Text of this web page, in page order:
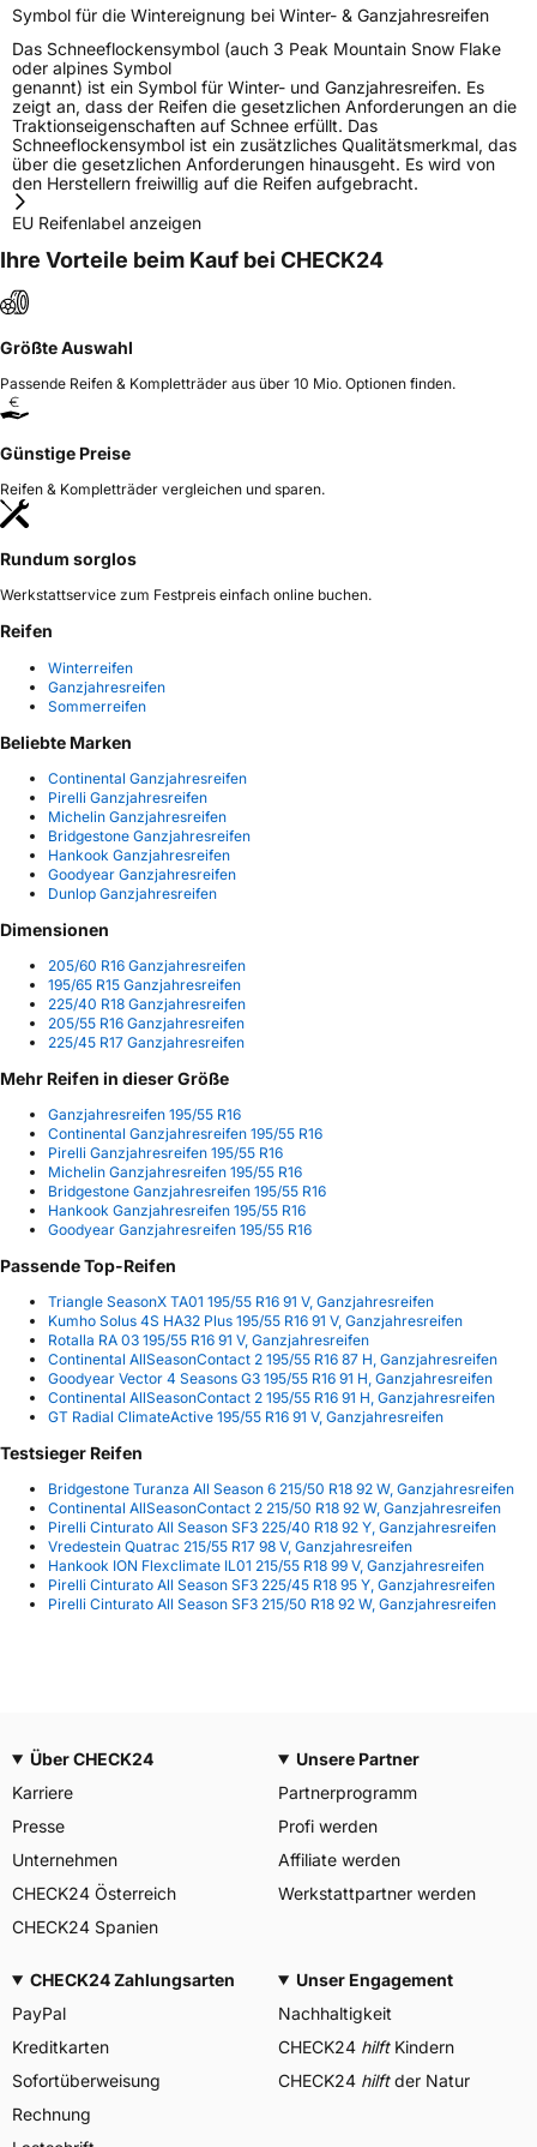
Symbol für die Wintereignung bei Winter- & Ganzjahresreifen
Das Schneeflockensymbol (auch 3 Peak Mountain Snow Flake
oder alpines Symbol
genannt) ist ein Symbol für Winter- und Ganzjahresreifen. Es
zeigt an, dass der Reifen die gesetzlichen Anforderungen an die
Traktionseigenschaften auf Schnee erfüllt. Das
Schneeflockensymbol ist ein zusätzliches Qualitätsmerkmal, das
über die gesetzlichen Anforderungen hinausgeht. Es wird von
den Herstellern freiwillig auf die Reifen aufgebracht.
EU Reifenlabel anzeigen
Ihre Vorteile beim Kauf bei CHECK24
Größte Auswahl
Passende Reifen & Kompletträder aus über 10 Mio. Optionen finden.
Günstige Preise
Reifen & Kompletträder vergleichen und sparen.
Rundum sorglos
Werkstattservice zum Festpreis einfach online buchen.
Reifen
Winterreifen
Ganzjahresreifen
Sommerreifen
Beliebte Marken
Continental Ganzjahresreifen
Pirelli Ganzjahresreifen
Michelin Ganzjahresreifen
Bridgestone Ganzjahresreifen
Hankook Ganzjahresreifen
Goodyear Ganzjahresreifen
Dunlop Ganzjahresreifen
Dimensionen
205/60 R16 Ganzjahresreifen
195/65 R15 Ganzjahresreifen
225/40 R18 Ganzjahresreifen
205/55 R16 Ganzjahresreifen
225/45 R17 Ganzjahresreifen
Mehr Reifen in dieser Größe
Ganzjahresreifen 195/55 R16
Continental Ganzjahresreifen 195/55 R16
Pirelli Ganzjahresreifen 195/55 R16
Michelin Ganzjahresreifen 195/55 R16
Bridgestone Ganzjahresreifen 195/55 R16
Hankook Ganzjahresreifen 195/55 R16
Goodyear Ganzjahresreifen 195/55 R16
Passende Top-Reifen
Triangle SeasonX TA01 195/55 R16 91 V, Ganzjahresreifen
Kumho Solus 4S HA32 Plus 195/55 R16 91 V, Ganzjahresreifen
Rotalla RA 03 195/55 R16 91 V, Ganzjahresreifen
Continental AllSeasonContact 2 195/55 R16 87 H, Ganzjahresreifen
Goodyear Vector 4 Seasons G3 195/55 R16 91 H, Ganzjahresreifen
Continental AllSeasonContact 2 195/55 R16 91 H, Ganzjahresreifen
GT Radial ClimateActive 195/55 R16 91 V, Ganzjahresreifen
Testsieger Reifen
Bridgestone Turanza All Season 6 215/50 R18 92 W, Ganzjahresreifen
Continental AllSeasonContact 2 215/50 R18 92 W, Ganzjahresreifen
Pirelli Cinturato All Season SF3 225/40 R18 92 Y, Ganzjahresreifen
Vredestein Quatrac 215/55 R17 98 V, Ganzjahresreifen
Hankook ION Flexclimate IL01 215/55 R18 99 V, Ganzjahresreifen
Pirelli Cinturato All Season SF3 225/45 R18 95 Y, Ganzjahresreifen
Pirelli Cinturato All Season SF3 215/50 R18 92 W, Ganzjahresreifen
Über CHECK24
Karriere
Presse
Unternehmen
CHECK24 Österreich
CHECK24 Spanien
Unsere Partner
Partnerprogramm
Profi werden
Affiliate werden
Werkstattpartner werden
CHECK24 Zahlungsarten
PayPal
Kreditkarten
Sofortüberweisung
Rechnung
Unser Engagement
Nachhaltigkeit
CHECK24 hilftKindern
CHECK24 hilftder Natur